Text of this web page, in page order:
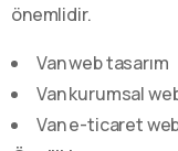
önemlidir.
Van web tasarım
Van kurumsal
Van e-ticaret